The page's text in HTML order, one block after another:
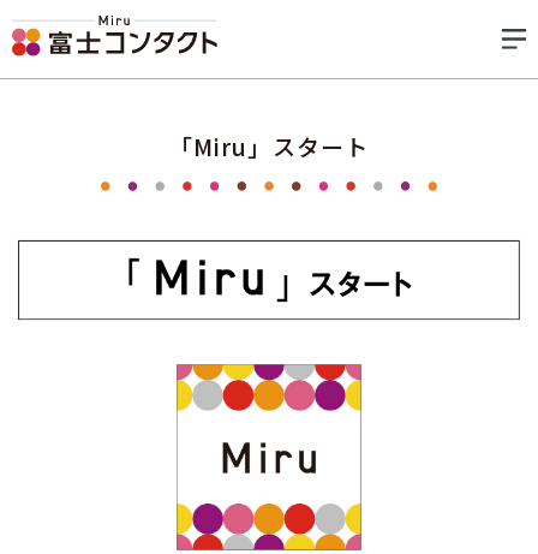
「Miru」スタート